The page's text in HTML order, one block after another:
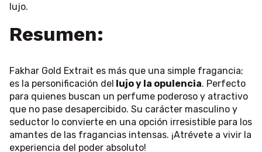
lujo.
Resumen:
Fakhar Gold Extrait es más que una simple fragancia;
es la personificación del lujo y la opulencia. Perfecto
para quienes buscan un perfume poderoso y atractivo
que no pase desapercibido. Su carácter masculino y
seductor lo convierte en una opción irresistible para los
amantes de las fragancias intensas. ¡Atrévete a vivir la
experiencia del poder absoluto!